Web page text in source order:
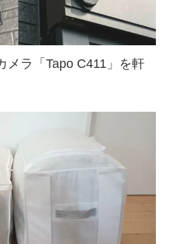
メラ「Tapo C411」を軒